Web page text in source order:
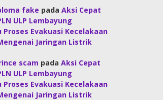
fake padaAksi Cepat
ULP Lembayung
Proses Evakuasi Kecelakaan
Jaringan Listrik
scam padaAksi Cepat
ULP Lembayung
Proses Evakuasi Kecelakaan
Jaringan Listrik